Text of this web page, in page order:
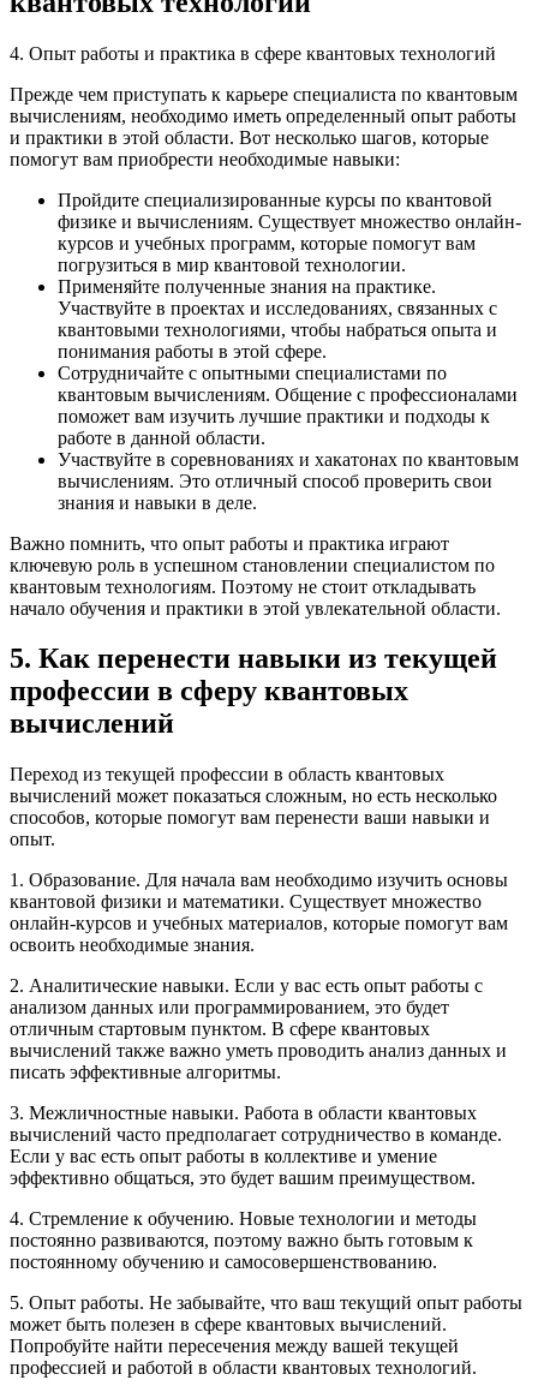
4. Опыт работы и практика в сфере квантовых технологий
Прежде чем приступать к карьере специалиста по квантовым
вычислениям, необходимо иметь определенный опыт работы
и практики в этой области. Вот несколько шагов, которые
помогут вам приобрести необходимые навыки:
Пройдите специализированные курсы по квантовой
физике и вычислениям. Существует множество онлайн-
курсов и учебных программ, которые помогут вам
погрузиться в мир квантовой технологии.
Применяйте полученные знания на практике.
Участвуйте в проектах и исследованиях, связанных с
квантовыми технологиями, чтобы набраться опыта и
понимания работы в этой сфере.
Сотрудничайте с опытными специалистами по
квантовым вычислениям. Общение с профессионалами
поможет вам изучить лучшие практики и подходы к
работе в данной области.
Участвуйте в соревнованиях и хакатонах по квантовым
вычислениям. Это отличный способ проверить свои
знания и навыки в деле.
Важно помнить, что опыт работы и практика играют
ключевую роль в успешном становлении специалистом по
квантовым технологиям. Поэтому не стоит откладывать
начало обучения и практики в этой увлекательной области.
5. Как перенести навыки из текущей
профессии в сферу квантовых
вычислений
Переход из текущей профессии в область квантовых
вычислений может показаться сложным, но есть несколько
способов, которые помогут вам перенести ваши навыки и
опыт.
1. Образование. Для начала вам необходимо изучить основы
квантовой физики и математики. Существует множество
онлайн-курсов и учебных материалов, которые помогут вам
освоить необходимые знания.
2. Аналитические навыки. Если у вас есть опыт работы с
анализом данных или программированием, это будет
отличным стартовым пунктом. В сфере квантовых
вычислений также важно уметь проводить анализ данных и
писать эффективные алгоритмы.
3. Межличностные навыки. Работа в области квантовых
вычислений часто предполагает сотрудничество в команде.
Если у вас есть опыт работы в коллективе и умение
эффективно общаться, это будет вашим преимуществом.
4. Стремление к обучению. Новые технологии и методы
постоянно развиваются, поэтому важно быть готовым к
постоянному обучению и самосовершенствованию.
5. Опыт работы. Не забывайте, что ваш текущий опыт работы
может быть полезен в сфере квантовых вычислений.
Попробуйте найти пересечения между вашей текущей
профессией и работой в области квантовых технологий.